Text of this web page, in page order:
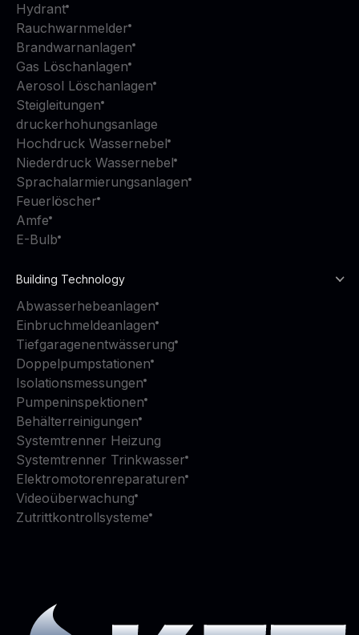
Hydrant
Rauchwarnmelder
Brandwarnanlagen
Gas Löschanlagen
Aerosol Löschanlagen
Steigleitungen
druckerhohungsanlage
Hochdruck Wassernebel
Niederdruck Wassernebel
Sprachalarmierungsanlagen
Feuerlöscher
Amfe
E-Bulb
Building Technology
Abwasserhebeanlagen
Einbruchmeldeanlagen
Tiefgaragenentwässerung
Doppelpumpstationen
Isolationsmessungen
Pumpeninspektionen
Behälterreinigungen
Systemtrenner Heizung
Systemtrenner Trinkwasser
Elektromotorenreparaturen
Videoüberwachung
Zutrittkontrollsysteme